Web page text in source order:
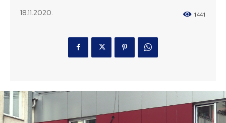
18.11.2020. 1441